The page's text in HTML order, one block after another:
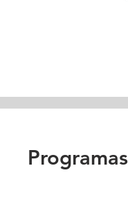
Programas